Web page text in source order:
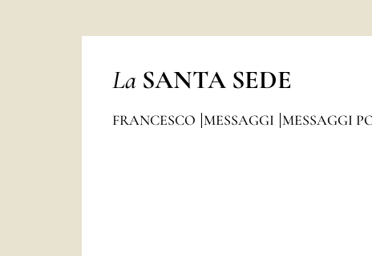
La SANTA SEDE
FRANCESCO MESSAGGI MESSAGGI